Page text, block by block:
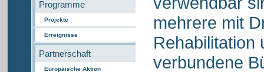
Programme
Projekte
Erreignisse
Partnerschaft
Europäische Aktion
mehrere mit
Rehabilitation
verbundene